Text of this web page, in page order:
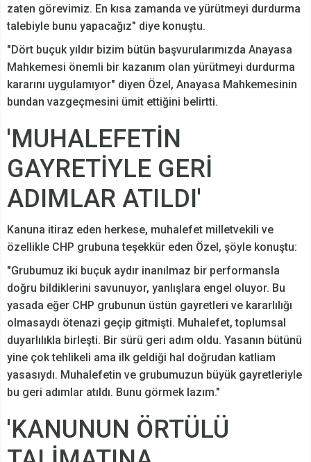
zaten görevimiz. En kısa zamanda ve yürütmeyi durdurma
talebiyle bunu yapacağız" diye konuştu.
"Dört buçuk yıldır bizim bütün başvurularımızda Anayasa
Mahkemesi önemli bir kazanım olan yürütmeyi durdurma
kararını uygulamıyor" diyen Özel, Anayasa Mahkemesinin
bundan vazgeçmesini ümit ettiğini belirtti.
'MUHALEFETİN
GAYRETİYLE GERİ
ADIMLAR ATILDI'
Kanuna itiraz eden herkese, muhalefet milletvekili ve
özellikle CHP grubuna teşekkür eden Özel, şöyle konuştu:
"Grubumuz iki buçuk aydır inanılmaz bir performansla
doğru bildiklerini savunuyor, yanlışlara engel oluyor. Bu
yasada eğer CHP grubunun üstün gayretleri ve kararlılığı
olmasaydı ötenazi geçip gitmişti. Muhalefet, toplumsal
duyarlılıkla birleşti. Bir sürü geri adım oldu. Yasanın bütünü
yine çok tehlikeli ama ilk geldiği hal doğrudan katliam
yasasıydı. Muhalefetin ve grubumuzun büyük gayretleriyle
bu geri adımlar atıldı. Bunu görmek lazım."
'KANUNUN ÖRTÜLÜ